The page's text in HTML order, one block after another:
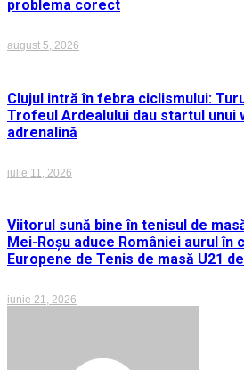
problema corect
august 5, 2026
Clujul intră în febra ciclismului:
Trofeul Ardealului dau startul unui
adrenalină
iulie 11, 2026
Viitorul sună bine în tenisul de
Mei-Roșu aduce României aurul în
Europene de Tenis de masă U21
iunie 21, 2026